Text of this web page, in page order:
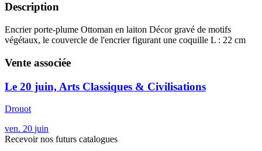
Description
Encrier porte-plume Ottoman en laiton Décor gravé de motifs
végétaux, le couvercle de l'encrier figurant une coquille L : 22 cm
Vente associée
Le 20 juin, Arts Classiques & Civilisations
Drouot
ven. 20 juin
Recevoir nos futurs catalogues